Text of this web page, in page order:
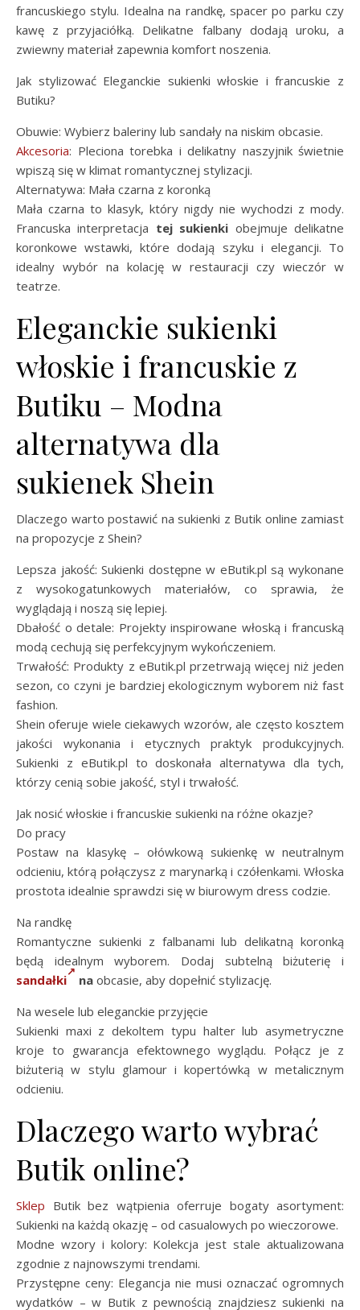
francuskiego stylu. Idealna na randkę, spacer po parku czy
kawę z przyjaciółką. Delikatne falbany dodają uroku, a
zwiewny materiał zapewnia komfort noszenia.
Jak stylizować Eleganckie sukienki włoskie i francuskie z
Butiku?
Obuwie: Wybierz baleriny lub sandały na niskim obcasie.
Akcesoria: Pleciona torebka i delikatny naszyjnik świetnie
wpiszą się w klimat romantycznej stylizacji.
Alternatywa: Mała czarna z koronką
Mała czarna to klasyk, który nigdy nie wychodzi z mody.
Francuska interpretacja tej sukienki obejmuje delikatne
koronkowe wstawki, które dodają szyku i elegancji. To
idealny wybór na kolację w restauracji czy wieczór w
teatrze.
Eleganckie sukienki
włoskie i francuskie z
Butiku – Modna
alternatywa dla
sukienek Shein
Dlaczego warto postawić na sukienki z Butik online zamiast
na propozycje z Shein?
Lepsza jakość: Sukienki dostępne w eButik.pl są wykonane
z wysokogatunkowych materiałów, co sprawia, że
wyglądają i noszą się lepiej.
Dbałość o detale: Projekty inspirowane włoską i francuską
modą cechują się perfekcyjnym wykończeniem.
Trwałość: Produkty z eButik.pl przetrwają więcej niż jeden
sezon, co czyni je bardziej ekologicznym wyborem niż fast
fashion.
Shein oferuje wiele ciekawych wzorów, ale często kosztem
jakości wykonania i etycznych praktyk produkcyjnych.
Sukienki z eButik.pl to doskonała alternatywa dla tych,
którzy cenią sobie jakość, styl i trwałość.
Jak nosić włoskie i francuskie sukienki na różne okazje?
Do pracy
Postaw na klasykę – ołówkową sukienkę w neutralnym
odcieniu, którą połączysz z marynarką i czółenkami. Włoska
prostota idealnie sprawdzi się w biurowym dress codzie.
Na randkę
Romantyczne sukienki z falbanami lub delikatną koronką
będą idealnym wyborem. Dodaj subtelną biżuterię i
sandałki
na obcasie, aby dopełnić stylizację.
Na wesele lub eleganckie przyjęcie
Sukienki maxi z dekoltem typu halter lub asymetryczne
kroje to gwarancja efektownego wyglądu. Połącz je z
biżuterią w stylu glamour i kopertówką w metalicznym
odcieniu.
Dlaczego warto wybrać
Butik online?
Sklep Butik bez wątpienia oferruje bogaty asortyment:
Sukienki na każdą okazję – od casualowych po wieczorowe.
Modne wzory i kolory: Kolekcja jest stale aktualizowana
zgodnie z najnowszymi trendami.
Przystępne ceny: Elegancja nie musi oznaczać ogromnych
wydatków – w Butik z pewnością znajdziesz sukienki na